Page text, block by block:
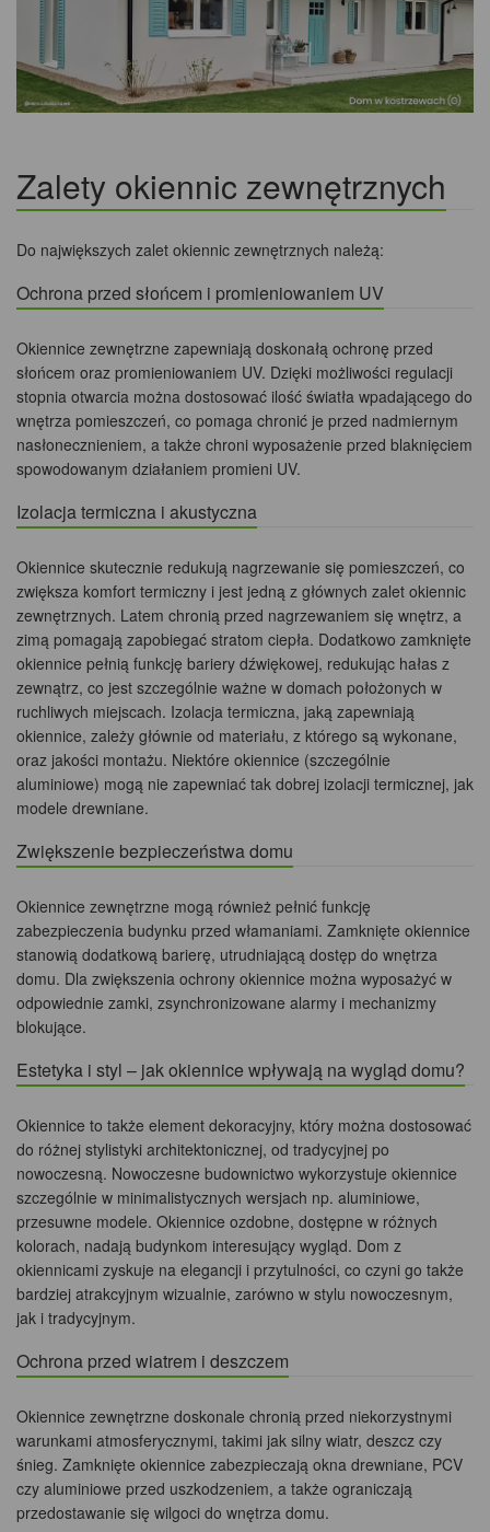
Zalety okiennic zewnętrznych
Do największych zalet okiennic zewnętrznych należą:
Ochrona przed słońcem i promieniowaniem UV
Okiennice zewnętrzne zapewniają doskonałą ochronę przed
słońcem oraz promieniowaniem UV. Dzięki możliwości regulacji
stopnia otwarcia można dostosować ilość światła wpadającego do
wnętrza pomieszczeń, co pomaga chronić je przed nadmiernym
nasłonecznieniem, a także chroni wyposażenie przed blaknięciem
spowodowanym działaniem promieni UV.
Izolacja termiczna i akustyczna
Okiennice skutecznie redukują nagrzewanie się pomieszczeń, co
zwiększa komfort termiczny i jest jedną z głównych zalet okiennic
zewnętrznych. Latem chronią przed nagrzewaniem się wnętrz, a
zimą pomagają zapobiegać stratom ciepła. Dodatkowo zamknięte
okiennice pełnią funkcję bariery dźwiękowej, redukując hałas z
zewnątrz, co jest szczególnie ważne w domach położonych w
ruchliwych miejscach. Izolacja termiczna, jaką zapewniają
okiennice, zależy głównie od materiału, z którego są wykonane,
oraz jakości montażu. Niektóre okiennice (szczególnie
aluminiowe) mogą nie zapewniać tak dobrej izolacji termicznej, jak
modele drewniane.
Zwiększenie bezpieczeństwa domu
Okiennice zewnętrzne mogą również pełnić funkcję
zabezpieczenia budynku przed włamaniami. Zamknięte okiennice
stanowią dodatkową barierę, utrudniającą dostęp do wnętrza
domu. Dla zwiększenia ochrony okiennice można wyposażyć w
odpowiednie zamki, zsynchronizowane alarmy i mechanizmy
blokujące.
Estetyka i styl – jak okiennice wpływają na wygląd domu?
Okiennice to także element dekoracyjny, który można dostosować
do różnej stylistyki architektonicznej, od tradycyjnej po
nowoczesną. Nowoczesne budownictwo wykorzystuje okiennice
szczególnie w minimalistycznych wersjach np. aluminiowe,
przesuwne modele. Okiennice ozdobne, dostępne w różnych
kolorach, nadają budynkom interesujący wygląd. Dom z
okiennicami zyskuje na elegancji i przytulności, co czyni go także
bardziej atrakcyjnym wizualnie, zarówno w stylu nowoczesnym,
jak i tradycyjnym.
Ochrona przed wiatrem i deszczem
Okiennice zewnętrzne doskonale chronią przed niekorzystnymi
warunkami atmosferycznymi, takimi jak silny wiatr, deszcz czy
śnieg. Zamknięte okiennice zabezpieczają okna drewniane, PCV
czy aluminiowe przed uszkodzeniem, a także ograniczają
przedostawanie się wilgoci do wnętrza domu.